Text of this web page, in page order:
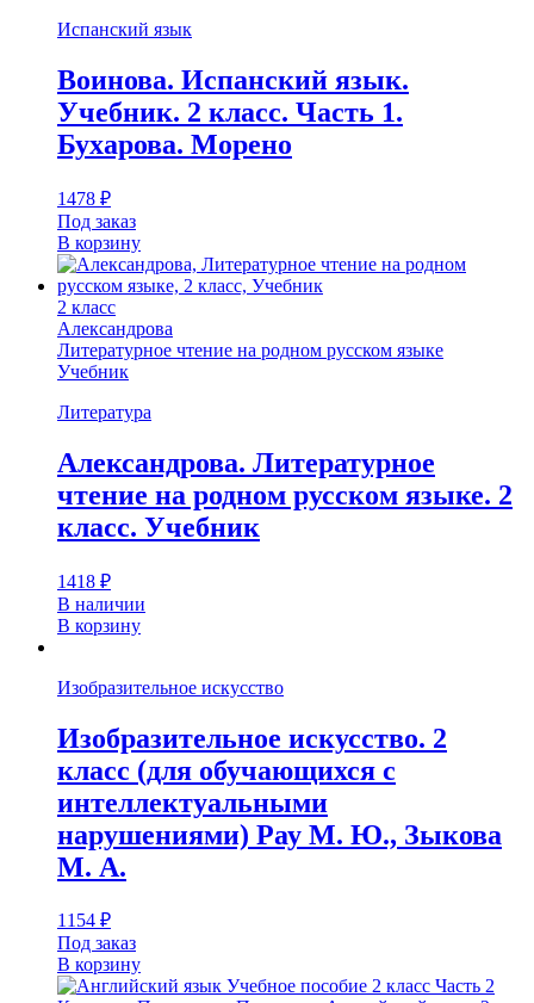
Испанский язык
Воинова. Испанский язык.
Учебник. 2 класс. Часть 1.
Бухарова. Морено
1478 ₽
Под заказ
В корзину
2 класс
Александрова
Литературное чтение на родном русском языке
Учебник
Литература
Александрова. Литературное
чтение на родном русском языке. 2
класс. Учебник
1418 ₽
В наличии
В корзину
Изобразительное искусство
Изобразительное искусство. 2
класс (для обучающихся с
интеллектуальными
нарушениями) Рау М. Ю., Зыкова
М. А.
1154 ₽
Под заказ
В корзину